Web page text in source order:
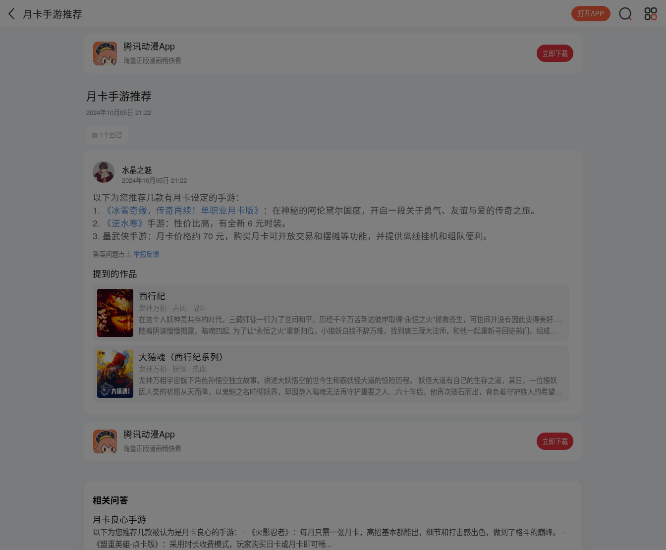
月卡手游推荐 打开APP
腾讯动漫App
海量正版漫画畅快看
立即下载
月卡手游推荐
2024年10月05日 21:22
1个回答
水晶之魅
2024年10月05日 21:22
以下为您推荐几款有月卡设定的手游：
1. 《冰雪奇缘，传奇再续！单职业月卡版》 ：在神秘的阿伦黛尔国度，开启一段关于勇气、友谊与爱的传奇之旅。
2. 《逆水寒》 手游：性价比高，有全新 6 元时装。
3. 墨武侠手游：月卡价格约 70 元，购买月卡可开放交易和摆摊等功能，并提供离线挂机和组队便利。
答案问题点击举报反馈
提到的作品
西行纪
龙神万相 · 古风 · 战斗
在这个人妖神灵共存的时代，三藏师徒一行为了世间和平，历经千辛万苦到达彼岸取得“永恒之火”拯救苍生，可世间并没有因此变得美好….
随着阴谋慢慢揭露，暗魂四起, 为了让“永恒之火”重新归位，小狼妖白狼不辞万难，找到唐三藏大法师，和他一起重新寻回徒弟们，组成全
大猿魂（西行纪系列）
龙神万相 · 妖怪 · 热血
龙神万相宇宙旗下角色孙悟空独立故事，讲述大妖悟空前世今生称霸妖怪大道的惊险历程。 妖怪大道有自己的生存之道，某日，一位猴妖
因人类的祈愿从天而降，以鬼魈之名响彻妖界，却因堕入暗魂无法再守护重要之人…六十年后，他再次破石而出，背负着守护族人的希望和
腾讯动漫App
海量正版漫画畅快看
立即下载
相关问答
月卡良心手游
以下为您推荐几款被认为是月卡良心的手游： - 《火影忍者》：每月只需一张月卡，高招基本都能出，细节和打击感出色，做到了格斗的巅峰。 -
《盟重英雄-点卡版》：采用时长收费模式，玩家购买日卡或月卡即可畅...